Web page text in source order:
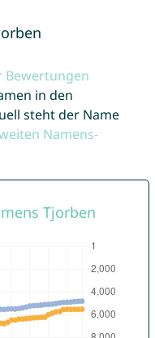
Bewertungen
in den
steht der Name
Namens-